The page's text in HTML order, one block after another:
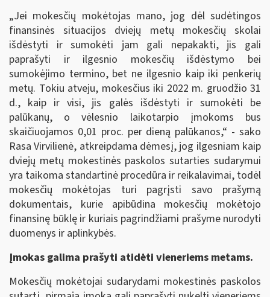
„Jei mokesčių mokėtojas mano, jog dėl sudėtingos
finansinės situacijos dviejų metų mokesčių skolai
išdėstyti ir sumokėti jam gali nepakakti, jis gali
paprašyti ir ilgesnio mokesčių išdėstymo bei
sumokėjimo termino, bet ne ilgesnio kaip iki penkerių
metų. Tokiu atveju, mokesčius iki 2022 m. gruodžio 31
d., kaip ir visi, jis galės išdėstyti ir sumokėti be
palūkanų, o vėlesnio laikotarpio įmokoms bus
skaičiuojamos 0,01 proc. per dieną palūkanos,“ - sako
Rasa Virvilienė, atkreipdama dėmesį, jog ilgesniam kaip
dviejų metų mokestinės paskolos sutarties sudarymui
yra taikoma standartinė procedūra ir reikalavimai, todėl
mokesčių mokėtojas turi pagrįsti savo prašymą
dokumentais, kurie apibūdina mokesčių mokėtojo
finansinę būklę ir kuriais pagrindžiami prašyme nurodyti
duomenys ir aplinkybės.
Įmokas galima prašyti atidėti vieneriems metams.
Mokesčių mokėtojai sudarydami mokestinės paskolos